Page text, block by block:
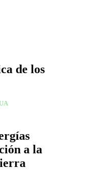
de los
a la